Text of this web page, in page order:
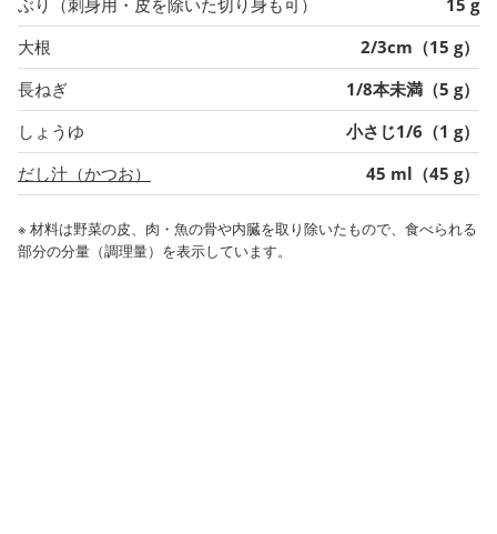
大根
2/3cm（15 g）
長ねぎ
1/8本未満（5 g）
しょうゆ
小さじ1/6（1 g）
だし汁（かつお）
45 ml（45 g）
※ 材料は野菜の皮、肉・魚の骨や内臓を取り除いたもので、食べられる
部分の分量（調理量）を表示しています。